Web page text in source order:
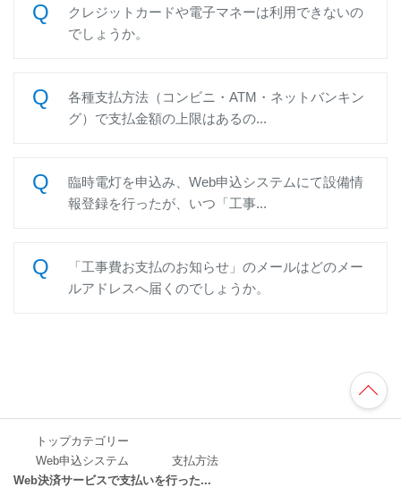
クレジットカードや電子マネーは利用できないの
でしょうか。
各種支払方法（コンビニ・ATM・ネットバンキン
グ）で支払金額の上限はあるの...
臨時電灯を申込み、Web申込システムにて設備情
報登録を行ったが、いつ「工事...
「工事費お支払のお知らせ」のメールはどのメー
ルアドレスへ届くのでしょうか。
TO
P
へ
トップカテゴリー
Web申込システム
支払方法
Web決済サービスで支払いを行った...